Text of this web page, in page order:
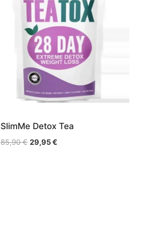
SlimMe Detox Tea
85,90€ Le
29,95€